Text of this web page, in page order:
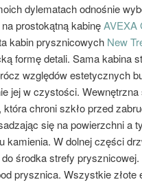
dylematach odnośnie
prostokątną kabinęAVEXA
kabin prysznicowych New
formę detali. Sama kabina
względów estetycznych
jej w czystości.
chroni szkło przed
się na powierzchni a
kamienia. W dolnej części
środka strefy
prysznica. Wszystkie złote